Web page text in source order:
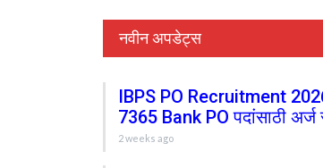
नवीन अपडेट्स
IBPS PO Recruitment
7365 Bank PO पदांसाठी
2 weeks ago